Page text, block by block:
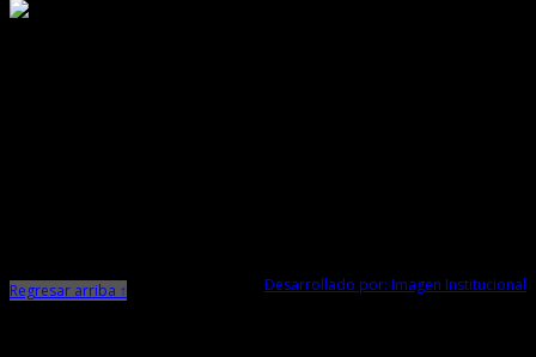
Desarrollado por: Imagen Institucional
Regresar arriba ↑